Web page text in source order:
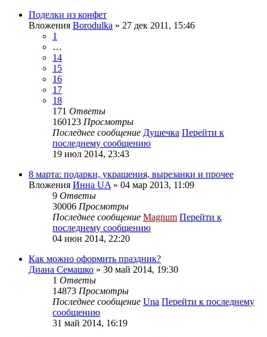
Поделки из конфет
Вложения Borodulka » 27 дек 2011, 15:46
1
…
14
15
16
17
18
171 Ответы
160123 Просмотры
Последнее сообщение Душечка Перейти к
последнему сообщению
19 июл 2014, 23:43
8 марта: подарки, украшения, вырезанки и прочее
Вложения Инна UA » 04 мар 2013, 11:09
9 Ответы
30006 Просмотры
Последнее сообщение Magnum Перейти к
последнему сообщению
04 июн 2014, 22:20
Как можно оформить праздник?
Диана Семашко » 30 май 2014, 19:30
1 Ответы
14873 Просмотры
Последнее сообщение Una Перейти к последнему
сообщению
31 май 2014, 16:19